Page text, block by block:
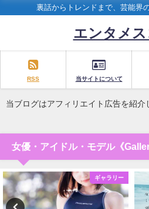
裏話からトレンドまで、芸能界
エンタメ
RSS 当サイトについて
当ブログはアフィリエイト広告を紹介
女優・アイドル・モデル《
ギャラリー